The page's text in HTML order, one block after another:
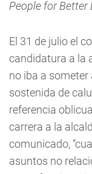
People for Better
El 31 de julio el
candidatura a la
no iba a someter
sostenida de
referencia
carrera a la
comunicado,
asuntos no